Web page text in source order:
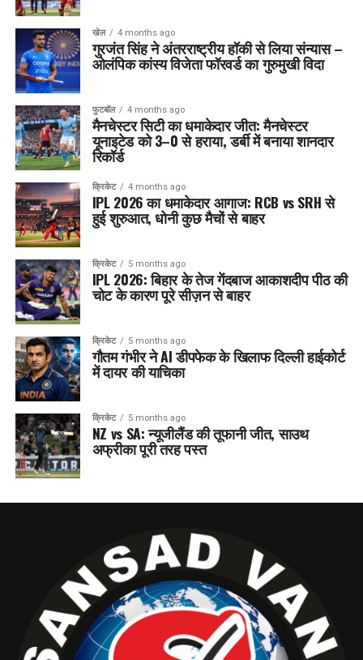
खेल 4 months ago
गुरजंत सिंह ने अंतरराष्ट्रीय हॉकी से लिया संन्यास –
ओलंपिक कांस्य विजेता फॉरवर्ड का गुरुमुखी विदा
फुटबॉल 4 months ago
मैनचेस्टर सिटी का धमाकेदार जीत: मैनचेस्टर
यूनाइटेड को 3–0 से हराया, डर्बी में बनाया शानदार
रिकॉर्ड
क्रिकेट 4 months ago
IPL 2026 का धमाकेदार आगाज: RCB vs SRH से
हुई शुरुआत, धोनी कुछ मैचों से बाहर
क्रिकेट 5 months ago
IPL 2026: बिहार के तेज गेंदबाज आकाशदीप पीठ की
चोट के कारण पूरे सीज़न से बाहर
क्रिकेट 5 months ago
गौतम गंभीर ने AI डीपफेक के खिलाफ दिल्ली हाईकोर्ट
में दायर की याचिका
क्रिकेट 5 months ago
NZ vs SA: न्यूजीलैंड की तूफानी जीत, साउथ
अफ्रीका पूरी तरह पस्त